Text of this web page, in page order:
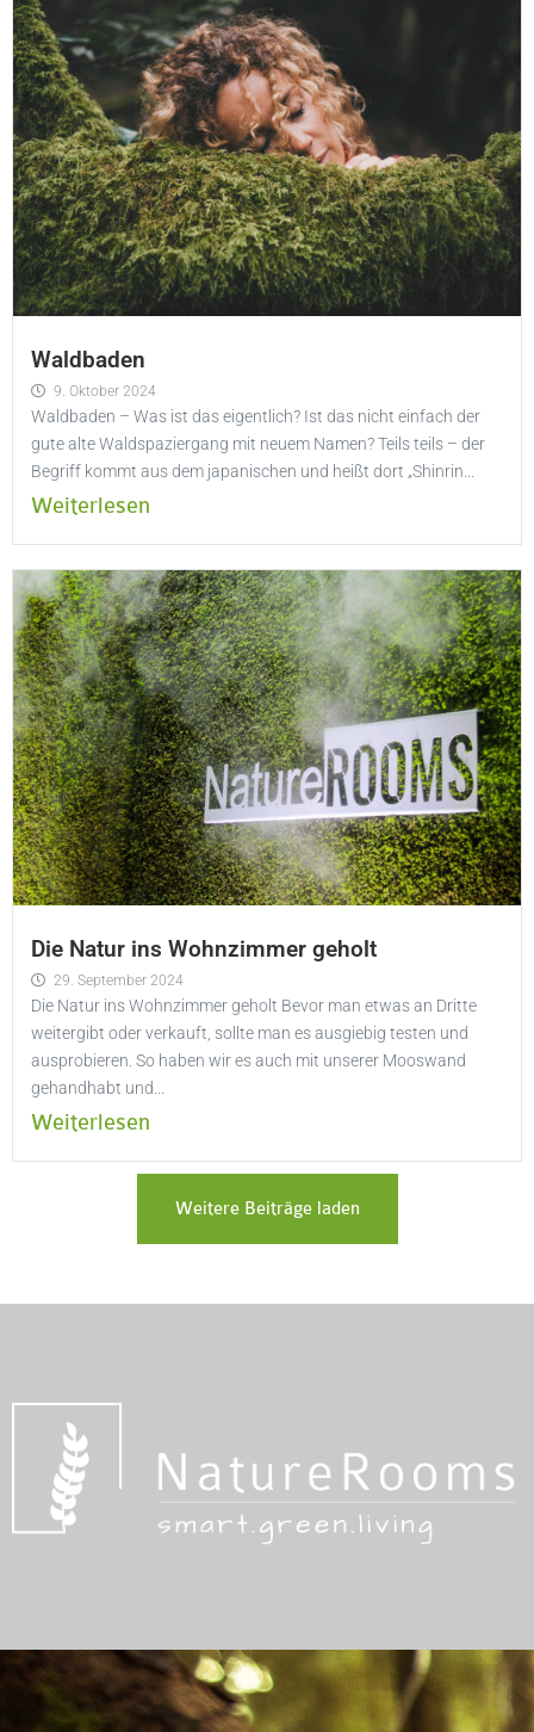
Waldbaden
9. Oktober 2024
Waldbaden – Was ist das eigentlich? Ist das nicht einfach der
gute alte Waldspaziergang mit neuem Namen? Teils teils – der
Begriff kommt aus dem japanischen und heißt dort „Shinrin...
Weiterlesen
Die Natur ins Wohnzimmer geholt
29. September 2024
Die Natur ins Wohnzimmer geholt Bevor man etwas an Dritte
weitergibt oder verkauft, sollte man es ausgiebig testen und
ausprobieren. So haben wir es auch mit unserer Mooswand
gehandhabt und...
Weiterlesen
Weitere Beiträge laden